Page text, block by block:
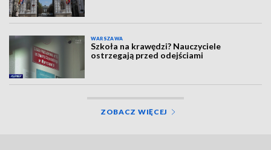
WARSZAWA
Szkoła na krawędzi? Nauczyciele
ostrzegają przed odejściami
ZOBACZ WIĘCEJ